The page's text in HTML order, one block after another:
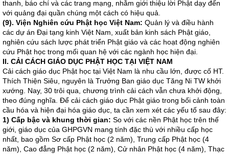
thanh, báo chí và các trang mạng, nhằm giới thiệu lời Phật dạy đến
với quảng đại quần chúng một cách có hiệu quả.
(9). Viện Nghiên cứu Phật học Việt Nam: Quản lý và điều hành
các dự án Đại tạng kinh Việt Nam, xuất bản kinh sách Phật giáo,
nghiên cứu sách lược phát triển Phật giáo và các hoạt động nghiên
cứu Phật học trong mối quan hệ với các ngành học hiện đại.
II. CẢI CÁCH GIÁO DỤC PHẬT HỌC TẠI VIỆT NAM
Cải cách giáo dục Phật học tại Việt Nam là nhu cầu lớn, được cố HT.
Thích Thiện Siêu, nguyên là Trưởng Ban giáo dục Tăng Ni TW khởi
xướng. Nay, 30 trôi qua, chương trình cải cách vẫn chưa khởi động,
theo đúng nghĩa. Để cải cách giáo dục Phật giáo trong bối cảnh toàn
cầu hóa và hiện đại hóa giáo dục, ta cần xem xét các yếu tố sau đây:
1) Cấp bậc và khung thời gian: So với các nền Phật học trên thế
giới, giáo dục của GHPGVN mang tính đặc thù với nhiều cấp học
nhất, bao gồm Sơ cấp Phật học (2 năm), Trung cấp Phật học (4
năm), Cao đẳng Phật học (2 năm), Cử nhân Phật học (4 năm), Thạc